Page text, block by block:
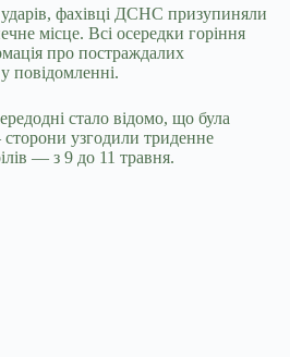
фахівці ДСНС призупиняли
місце. Всі осередки горіння
про постраждалих
повідомленні.
стало відомо, що була
узгодили триденне
— з 9 до 11 травня.